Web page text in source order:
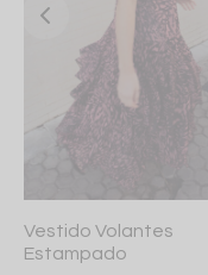
Vestido Volantes
Estampado